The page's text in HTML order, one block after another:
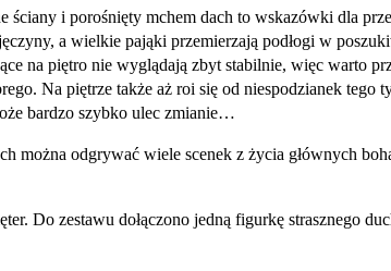
i porośnięty mchem dach to wskazówki dla
a wielkie pająki przemierzają podłogi w
na piętro nie wyglądają zbyt stabilnie, więc warto
Na piętrze także aż roi się od niespodzianek tego
bardzo szybko ulec zmianie…
odgrywać wiele scenek z życia głównych
Do zestawu dołączono jedną figurkę strasznego